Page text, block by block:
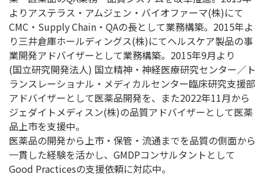
よりアステラス・アムジェン・バイオファーマ(株)にて
CMC・Supply Chain・QAの長として業務構築。2015年よ
り三井倉庫ホールディングス(株)にてヘルスケア製品の事
業開発アドバイザーとして業務構築。2015年9月より
(国立研究開発法人) 国立精神・神経医療研究センター／ト
ランスレーショナル・メディカルセンター臨床研究支援部
アドバイザーとして医薬品開発を、また2022年11月から
ジェダイトメディスン(株)の品質アドバイザーとして医薬
品上市を支援中。
医薬品の開発から上市・保管・流通までを品質の側面から
一貫した経験を活かし、GMDPコンサルタントとして
Good Practicesの支援依頼に対応中。